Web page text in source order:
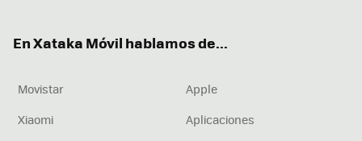
En Xataka Móvil hablamos de...
Movistar
Apple
Xiaomi
Aplicaciones